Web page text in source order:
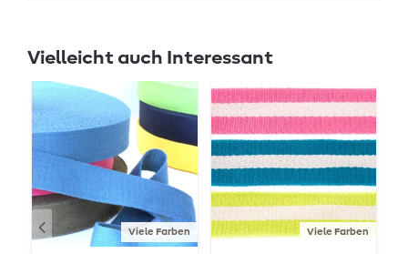
Vielleicht auch Interessant
Viele Farben Viele Farben